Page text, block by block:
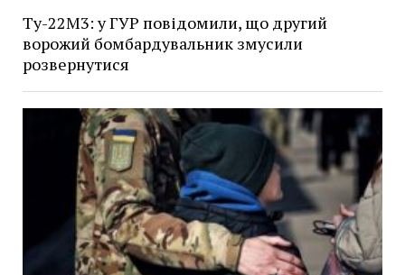
Ту-22М3: у ГУР повідомили, що другий
ворожий бомбардувальник змусили
розвернутися